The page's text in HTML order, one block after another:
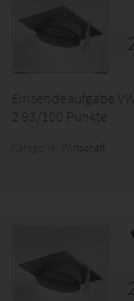
Einsendeaufgabe
2 93/100 Punkte
Wirtschaft